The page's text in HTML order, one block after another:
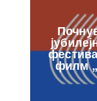
филм